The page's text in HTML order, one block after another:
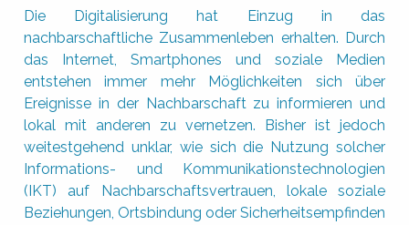
Die Digitalisierung hat Einzug in das
nachbarschaftliche Zusammenleben erhalten. Durch
das Internet, Smartphones und soziale Medien
entstehen immer mehr Möglichkeiten sich über
Ereignisse in der Nachbarschaft zu informieren und
lokal mit anderen zu vernetzen. Bisher ist jedoch
weitestgehend unklar, wie sich die Nutzung solcher
Informations- und Kommunikationstechnologien
(IKT) auf Nachbarschaftsvertrauen, lokale soziale
Beziehungen, Ortsbindung oder Sicherheitsempfinden